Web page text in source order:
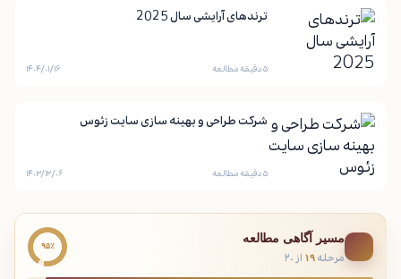
ترندهای آرایشی سال 2025
۵ دقیقه مطالعه ۱۴۰۴/۰۱/۱۶
شرکت طراحی و بهینه سازی سایت زئوس
۵ دقیقه مطالعه ۱۴۰۳/۱۲/۰۶
مسیر آگاهی مطالعه
مرحله۱۹ از ۲۰
۹۵٪